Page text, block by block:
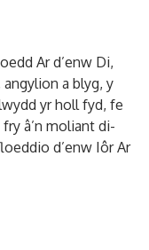
Ar d’enw Di,
angylion a blyg, y
yr holl fyd, fe
â’n moliant di-
d’enw Iôr Ar